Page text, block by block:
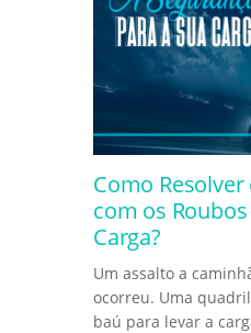
Como
com os
Carga?
Um assalto a
ocorreu. Uma
baú para levar a